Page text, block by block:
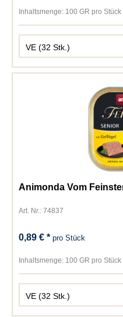
Inhaltsmenge: 100 GR pro Stück
Animonda Vom
Art. Nr.: 74837
0,89 € *pro Stück
Inhaltsmenge: 100 GR pro Stück